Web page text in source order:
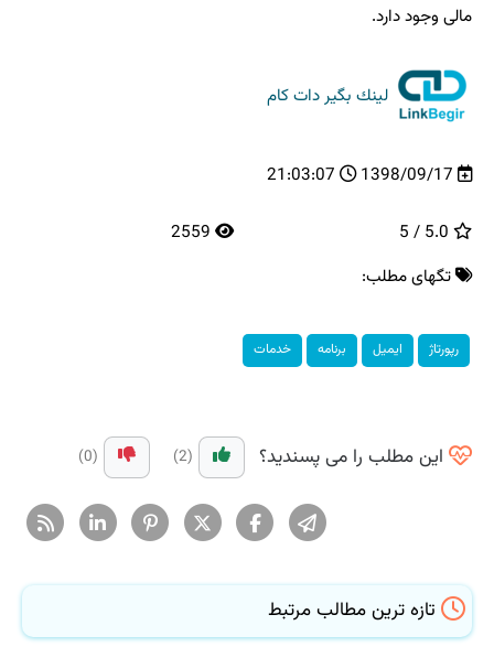
مالی وجود دارد.
لینك بگیر دات كام
1398/09/17
21:03:07
تگهای مطلب:
رپورتاژ ایمیل برنامه خدمات
این مطلب را می پسندید؟ (2)
(0)
تازه ترین مطالب مرتبط